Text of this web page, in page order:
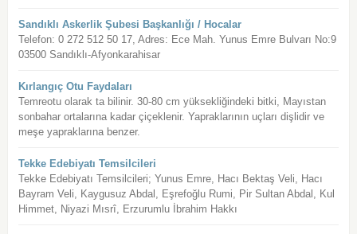
Sandıklı Askerlik Şubesi Başkanlığı / Hocalar
Telefon: 0 272 512 50 17, Adres: Ece Mah. Yunus Emre Bulvarı No:9
03500 Sandıklı-Afyonkarahisar
Kırlangıç Otu Faydaları
Temreotu olarak ta bilinir. 30-80 cm yüksekliğindeki bitki, Mayıstan
sonbahar ortalarına kadar çiçeklenir. Yapraklarının uçları dişlidir ve
meşe yapraklarına benzer.
Tekke Edebiyatı Temsilcileri
Tekke Edebiyatı Temsilcileri; Yunus Emre, Hacı Bektaş Veli, Hacı
Bayram Veli, Kaygusuz Abdal, Eşrefoğlu Rumi, Pir Sultan Abdal, Kul
Himmet, Niyazi Mısrî, Erzurumlu İbrahim Hakkı